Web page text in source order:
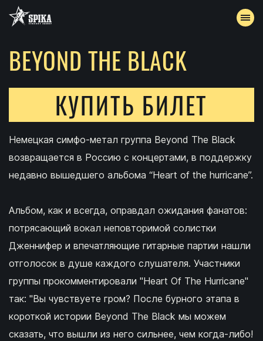
АФИША
АРХИВ
АККРЕДИТАЦИЯ
КОНТАКТЫ
BEYOND THE BLACK
КУПИТЬ БИЛЕТ
Немецкая симфо-метал группа Beyond The Black
возвращается в Россию с концертами, в поддержку
недавно вышедшего альбома “Heart of the hurricane”.
Альбом, как и всегда, оправдал ожидания фанатов:
потрясающий вокал неповторимой солистки
Дженнифер и впечатляющие гитарные партии нашли
отголосок в душе каждого слушателя. Участники
группы прокомментировали "Heart Of The Hurricane"
так: "Вы чувствуете гром? После бурного этапа в
короткой истории Beyond The Black мы можем
сказать, что вышли из него сильнее, чем когда-либо!